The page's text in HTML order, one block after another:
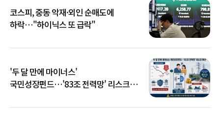
코스피, 중동 악재·외인 순매도에
하락…"하이닉스 또 급락"
'두 달 만에 마이너스'
국민성장펀드…'83조 전력망' 리스크